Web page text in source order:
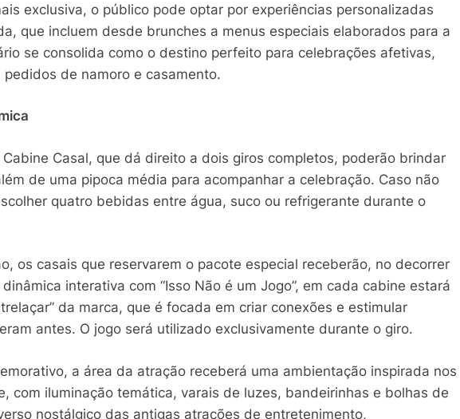
exclusiva, o público pode optar por experiências personalizadas
que incluem desde brunches a menus especiais elaborados para a
se consolida como o destino perfeito para celebrações afetivas,
de namoro e casamento.
Casal, que dá direito a dois giros completos, poderão brindar
de uma pipoca média para acompanhar a celebração. Caso não
quatro bebidas entre água, suco ou refrigerante durante o
os casais que reservarem o pacote especial receberão, no decorrer
interativa com “Isso Não é um Jogo”, em cada cabine estará
da marca, que é focada em criar conexões e estimular
antes. O jogo será utilizado exclusivamente durante o giro.
a área da atração receberá uma ambientação inspirada nos
com iluminação temática, varais de luzes, bandeirinhas e bolhas de
nostálgico das antigas atrações de entretenimento,